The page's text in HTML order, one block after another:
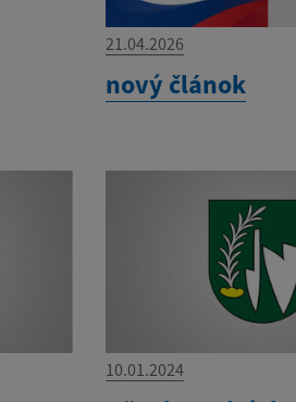
21.04.2026
nový článok
10.01.2024